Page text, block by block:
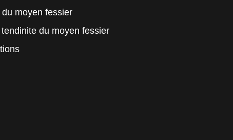
moyen fessier
du moyen fessier